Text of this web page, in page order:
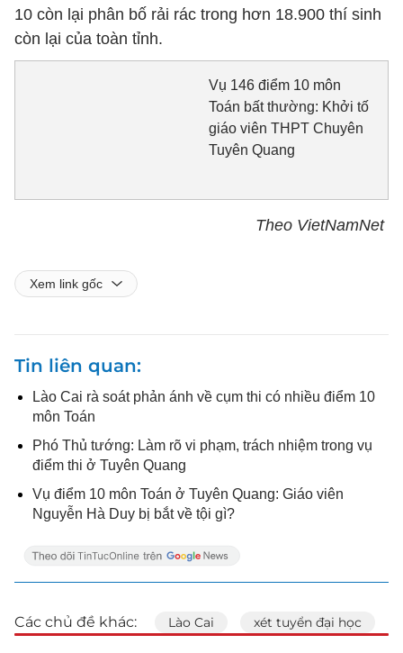
10 còn lại phân bố rải rác trong hơn 18.900 thí sinh
còn lại của toàn tỉnh.
Vụ 146 điểm 10 môn
Toán bất thường: Khởi tố
giáo viên THPT Chuyên
Tuyên Quang
Theo VietNamNet
Xem link gốc
Tin liên quan
Lào Cai rà soát phản ánh về cụm thi có nhiều điểm 10
môn Toán
Phó Thủ tướng: Làm rõ vi phạm, trách nhiệm trong vụ
điểm thi ở Tuyên Quang
Vụ điểm 10 môn Toán ở Tuyên Quang: Giáo viên
Nguyễn Hà Duy bị bắt về tội gì?
Các chủ đề khác: Lào Cai xét tuyển đại học